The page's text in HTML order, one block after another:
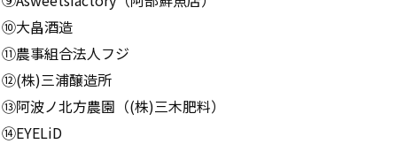
⑩大畠酒造
⑪農事組合法人フジ
⑫(株)三浦醸造所
⑬阿波ノ北方農園（(株)三木肥料）
⑭EYELiD